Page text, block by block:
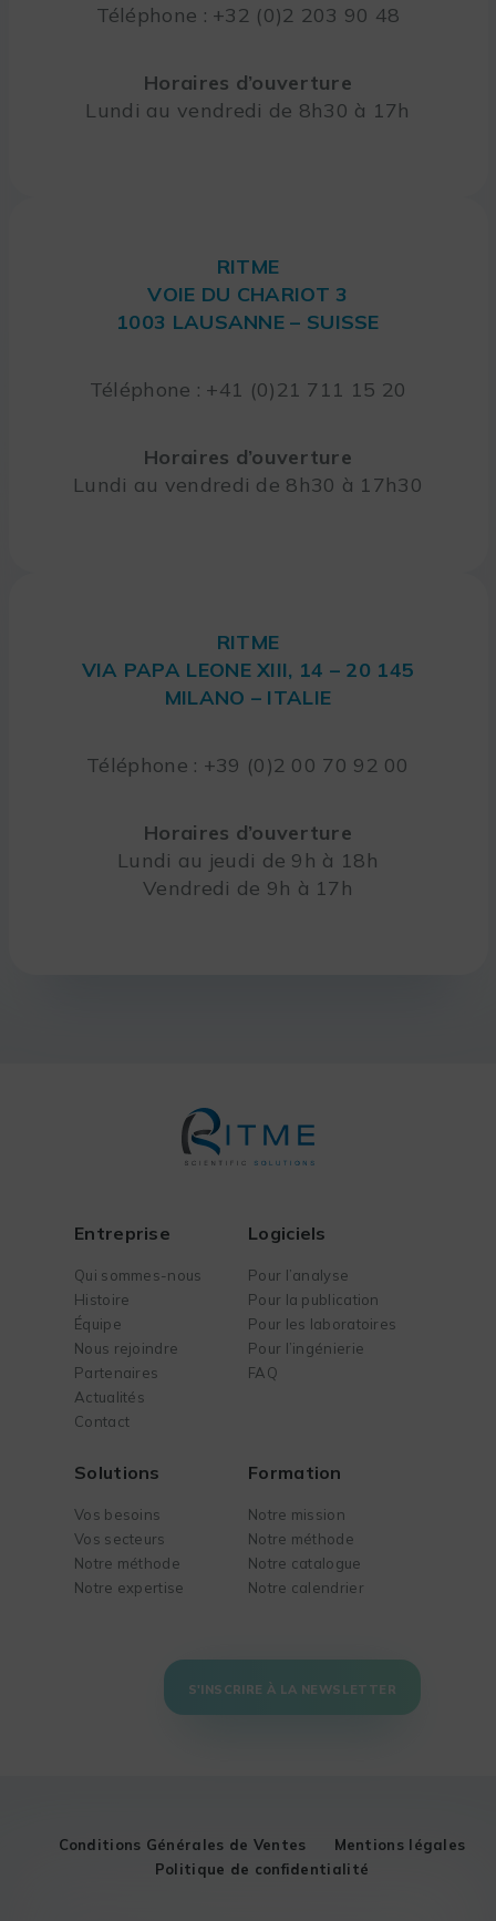
Téléphone : +32 (0)2 203 90 48
Horaires d’ouverture
Lundi au vendredi de 8h30 à 17h
RITME
VOIE DU CHARIOT 3
1003 LAUSANNE – SUISSE
Téléphone : +41 (0)21 711 15 20
Horaires d’ouverture
Lundi au vendredi de 8h30 à 17h30
RITME
VIA PAPA LEONE XIII, 14 – 20 145
MILANO – ITALIE
Téléphone : +39 (0)2 00 70 92 00
Horaires d’ouverture
Lundi au jeudi de 9h à 18h
Vendredi de 9h à 17h
Entreprise
Qui sommes-nous
Histoire
Équipe
Nous rejoindre
Partenaires
Actualités
Contact
Logiciels
Pour l’analyse
Pour la publication
Pour les laboratoires
Pour l’ingénierie
FAQ
Solutions
Vos besoins
Vos secteurs
Notre méthode
Notre expertise
Formation
Notre mission
Notre méthode
Notre catalogue
Notre calendrier
S'INSCRIRE À LA NEWSLETTER
Conditions Générales de Ventes
Mentions légales
Politique de confidentialité